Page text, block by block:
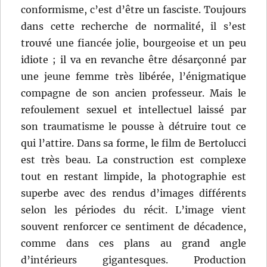
conformisme, c’est d’être un fasciste. Toujours
dans cette recherche de normalité, il s’est
trouvé une fiancée jolie, bourgeoise et un peu
idiote ; il va en revanche être désarçonné par
une jeune femme très libérée, l’énigmatique
compagne de son ancien professeur. Mais le
refoulement sexuel et intellectuel laissé par
son traumatisme le pousse à détruire tout ce
qui l’attire. Dans sa forme, le film de Bertolucci
est très beau. La construction est complexe
tout en restant limpide, la photographie est
superbe avec des rendus d’images différents
selon les périodes du récit. L’image vient
souvent renforcer ce sentiment de décadence,
comme dans ces plans au grand angle
d’intérieurs gigantesques. Production